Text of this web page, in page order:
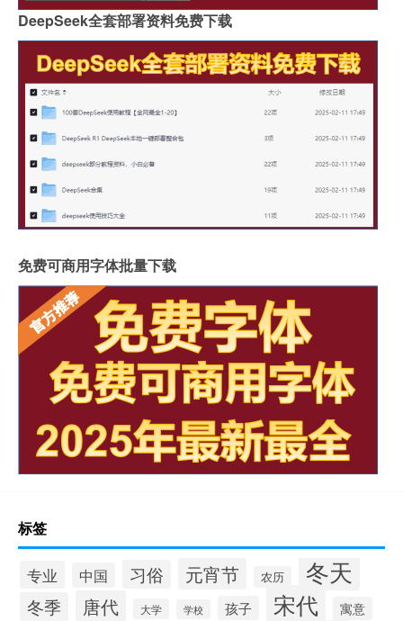
DeepSeek全套部署资料免费下载
免费可商用字体批量下载
标签
专业 中国 习俗 元宵节 农历 冬天
冬季 唐代 大学 学校 孩子 宋代 寓意